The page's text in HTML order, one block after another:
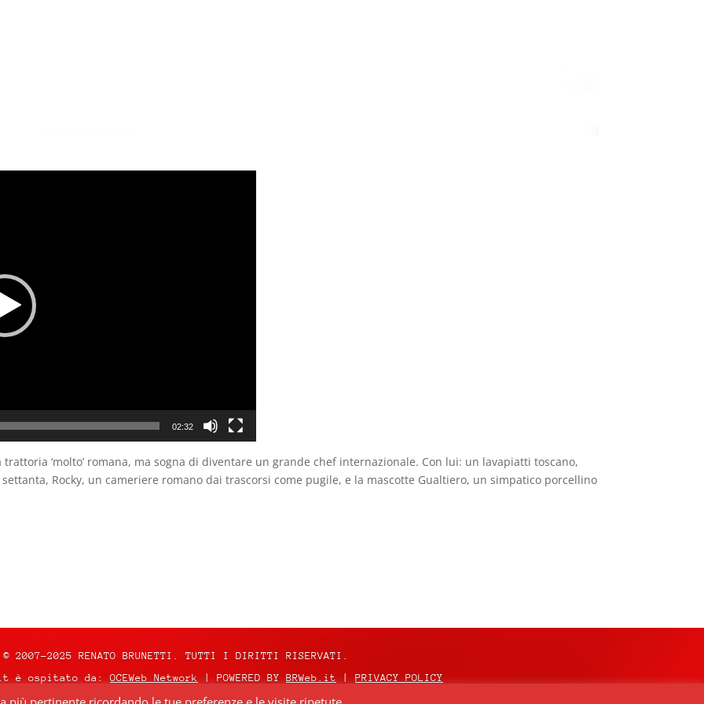
02:32
‘molto’ romana, ma sogna di diventare un grande chef internazionale. Con lui: un lavapiatti toscano,
Rocky, un cameriere romano dai trascorsi come pugile, e la mascotte Gualtiero, un simpatico porcellino
© 2007-2025 RENATO BRUNETTI. TUTTI I DIRITTI RISERVATI.
è ospitato da:OCEWeb Network | POWERED BY BRWeb.it PRIVACY POLICY